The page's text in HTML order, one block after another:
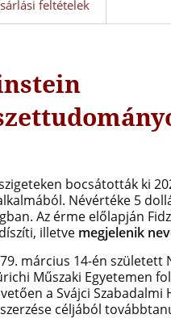
feltételek
bocsátották ki
Névértéke 5
Az érme előlapján
illetve megjelenik
március 14-én
Műszaki Egyetemen
a Svájci
céljából